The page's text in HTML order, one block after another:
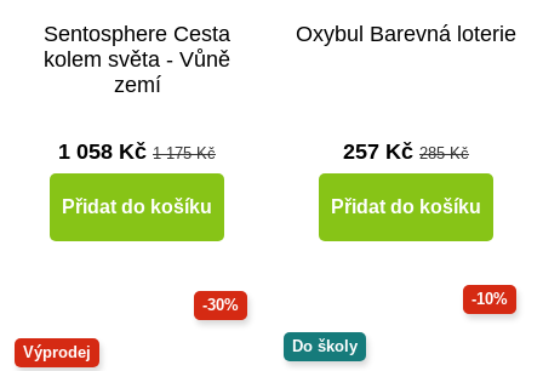
Sentosphere Cesta
kolem světa - Vůně
zemí
1 058 Kč 1 175 Kč
Přidat do košíku
Oxybul Barevná loterie
257 Kč 285 Kč
Přidat do košíku
-30%
Výprodej
-10%
Do školy